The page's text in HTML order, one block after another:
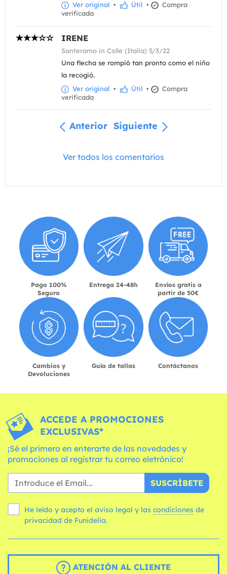
Ver original • Útil •
Compra
verificada
IRENE
Santeramo in Colle (Italia) 5/3/22
Una flecha se rompió tan pronto como el niño
la recogió.
Ver original • Útil •
Compra
verificada
Anterior Siguiente
Ver todos los comentarios
Pago 100%
Seguro
Entrega 24-48h
Envíos gratis a
partir de 50€
Cambios y
Devoluciones
Guía de tallas Contáctanos
ACCEDE A PROMOCIONES
EXCLUSIVAS*
¡Sé el primero en enterarte de las novedades y
promociones al registrar tu correo eletrónico!
SUSCRÍBETE
He leído y acepto el aviso legal y las condiciones
privacidad de Funidelia.
ATENCIÓN AL CLIENTE